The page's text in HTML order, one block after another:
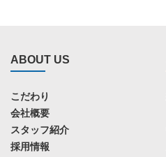
ABOUT US
こだわり
会社概要
スタッフ紹介
採用情報